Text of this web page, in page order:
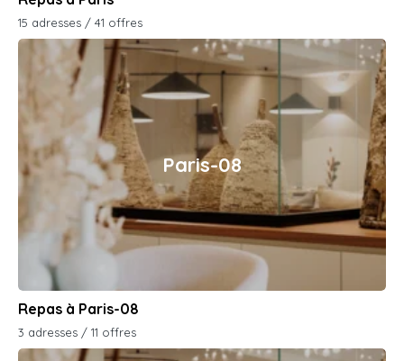
15 adresses / 41 offres
Paris-08
Repas à Paris-08
3 adresses / 11 offres